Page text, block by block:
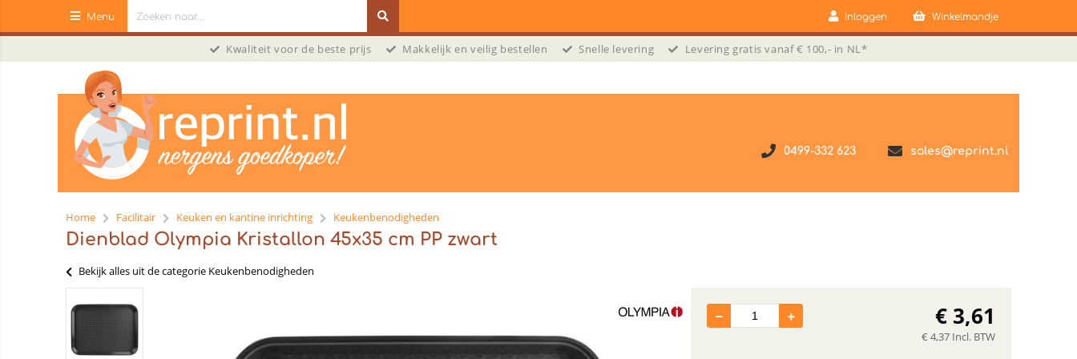
Menu Inloggen Winkelmandje
Kwaliteit voor de beste prijs Makkelijk en veilig bestellen Snelle levering Levering gratis vanaf € 100,- in NL*
sales@reprint.nl
0499-332 623
Home Facilitair Keuken en kantine inrichting Keukenbenodigheden
Dienblad Olympia Kristallon 45x35 cm PP zwart
Bekijk alles uit de categorie Keukenbenodigheden
€ 3,61
€ 4,37 Incl. BTW